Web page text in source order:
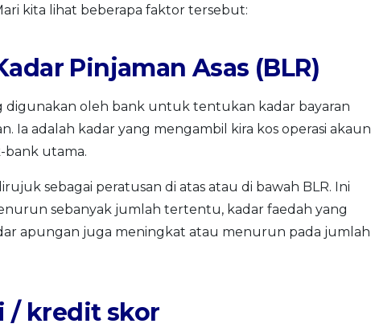
kita lihat beberapa faktor tersebut:
Pinjaman Asas (BLR)
digunakan oleh bank untuk tentukan kadar bayaran
Ia adalah kadar yang mengambil kira kos operasi akaun
bank utama.
sebagai peratusan di atas atau di bawah BLR. Ini
sebanyak jumlah tertentu, kadar faedah yang
apungan juga meningkat atau menurun pada jumlah
/ kredit skor